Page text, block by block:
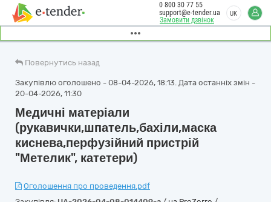
Замовити дзвінок
0 800 30 77 55
support@e-tender.ua
UK
Повернутись назад
Закупівлю оголошено - 08-04-2026, 18:13. Дата останніх змін -
20-04-2026, 11:30
Медичні матеріали
(рукавички,шпатель,бахіли,маска
киснева,перфузійний пристрій
"Метелик", катетери)
Оголошення про проведення.pdf